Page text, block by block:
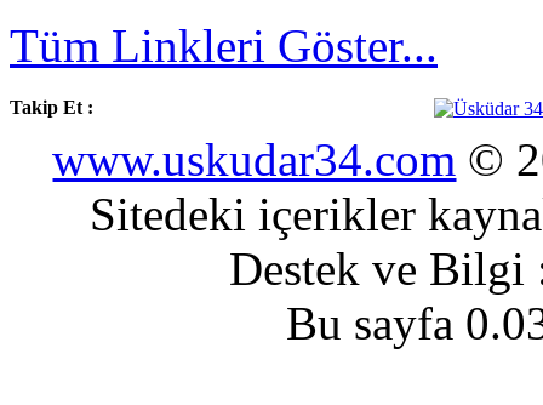
Tüm Linkleri Göster...
Takip Et :
www.uskudar34.com ©
Sitedeki içerikler
Destek ve
Bu sayfa